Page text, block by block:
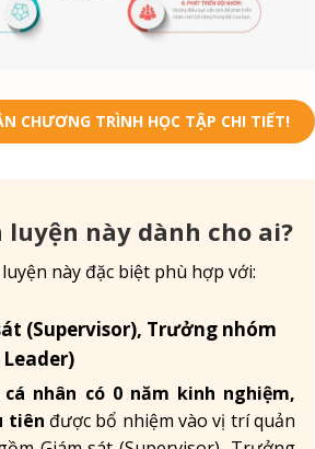
CHƯƠNG TRÌNH HỌC TẬP CHI TIẾT!
luyện này dành cho ai?
cá nhân có 0 năm kinh nghiệm,
tiên được bổ nhiệm vào vị trí quản
(Supervisor), Trưởng nhóm
này đặc biệt phù hợp với: